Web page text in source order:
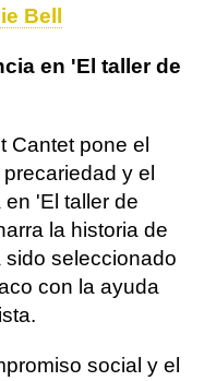
Bell
en 'El taller de
Cantet pone el
y el
'El taller de
la historia de
seleccionado
con la ayuda
social y el